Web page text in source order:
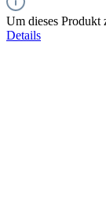
Um dieses Produkt
Details